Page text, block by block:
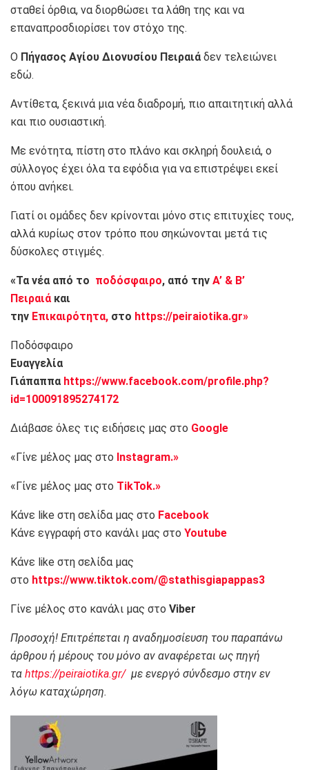
σταθεί όρθια, να διορθώσει τα λάθη της και να
επαναπροσδιορίσει τον στόχο της.
Ο Πήγασος Αγίου Διονυσίου Πειραιά δεν τελειώνει
εδώ.
Αντίθετα, ξεκινά μια νέα διαδρομή, πιο απαιτητική αλλά
και πιο ουσιαστική.
Με ενότητα, πίστη στο πλάνο και σκληρή δουλειά, ο
σύλλογος έχει όλα τα εφόδια για να επιστρέψει εκεί
όπου ανήκει.
Γιατί οι ομάδες δεν κρίνονται μόνο στις επιτυχίες τους,
αλλά κυρίως στον τρόπο που σηκώνονται μετά τις
δύσκολες στιγμές.
«Τα νέα από το ποδόσφαιρο, από την Α’ & Β’
Πειραιάκαι
την Επικαιρότητα, στο https://peiraiotika.gr»
Ποδόσφαιρο
Ευαγγελία
Γιάπαππα https://www.facebook.com/profile.php?
id=100091895274172
Διάβασε όλες τις ειδήσεις μας στο Google
«Γίνε μέλος μας στο Instagram.»
«Γίνε μέλος μας στο TikTok.»
Κάνε like στη σελίδα μας στο Facebook
Κάνε εγγραφή στο κανάλι μας στο Youtube
Κάνε like στη σελίδα μας
στο https://www.tiktok.com/@stathisgiapappas3
Γίνε μέλος στο κανάλι μας στο Viber
Προσοχή! Επιτρέπεται η αναδημοσίευση του παραπάνω
άρθρου ή μέρους του μόνο αν αναφέρεται ως πηγή
τα https://peiraiotika.gr/με ενεργό σύνδεσμο στην εν
λόγω καταχώρηση.